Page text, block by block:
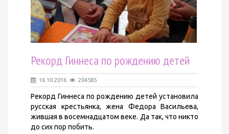
Рекорд Гиннеса по рождению детей
16.10.2016 204585
Рекорд Гиннеса по рождению детей установила
русская крестьянка, жена Федора Васильева,
жившая в восемнадцатом веке. Да так, что никто
до сих пор побить.